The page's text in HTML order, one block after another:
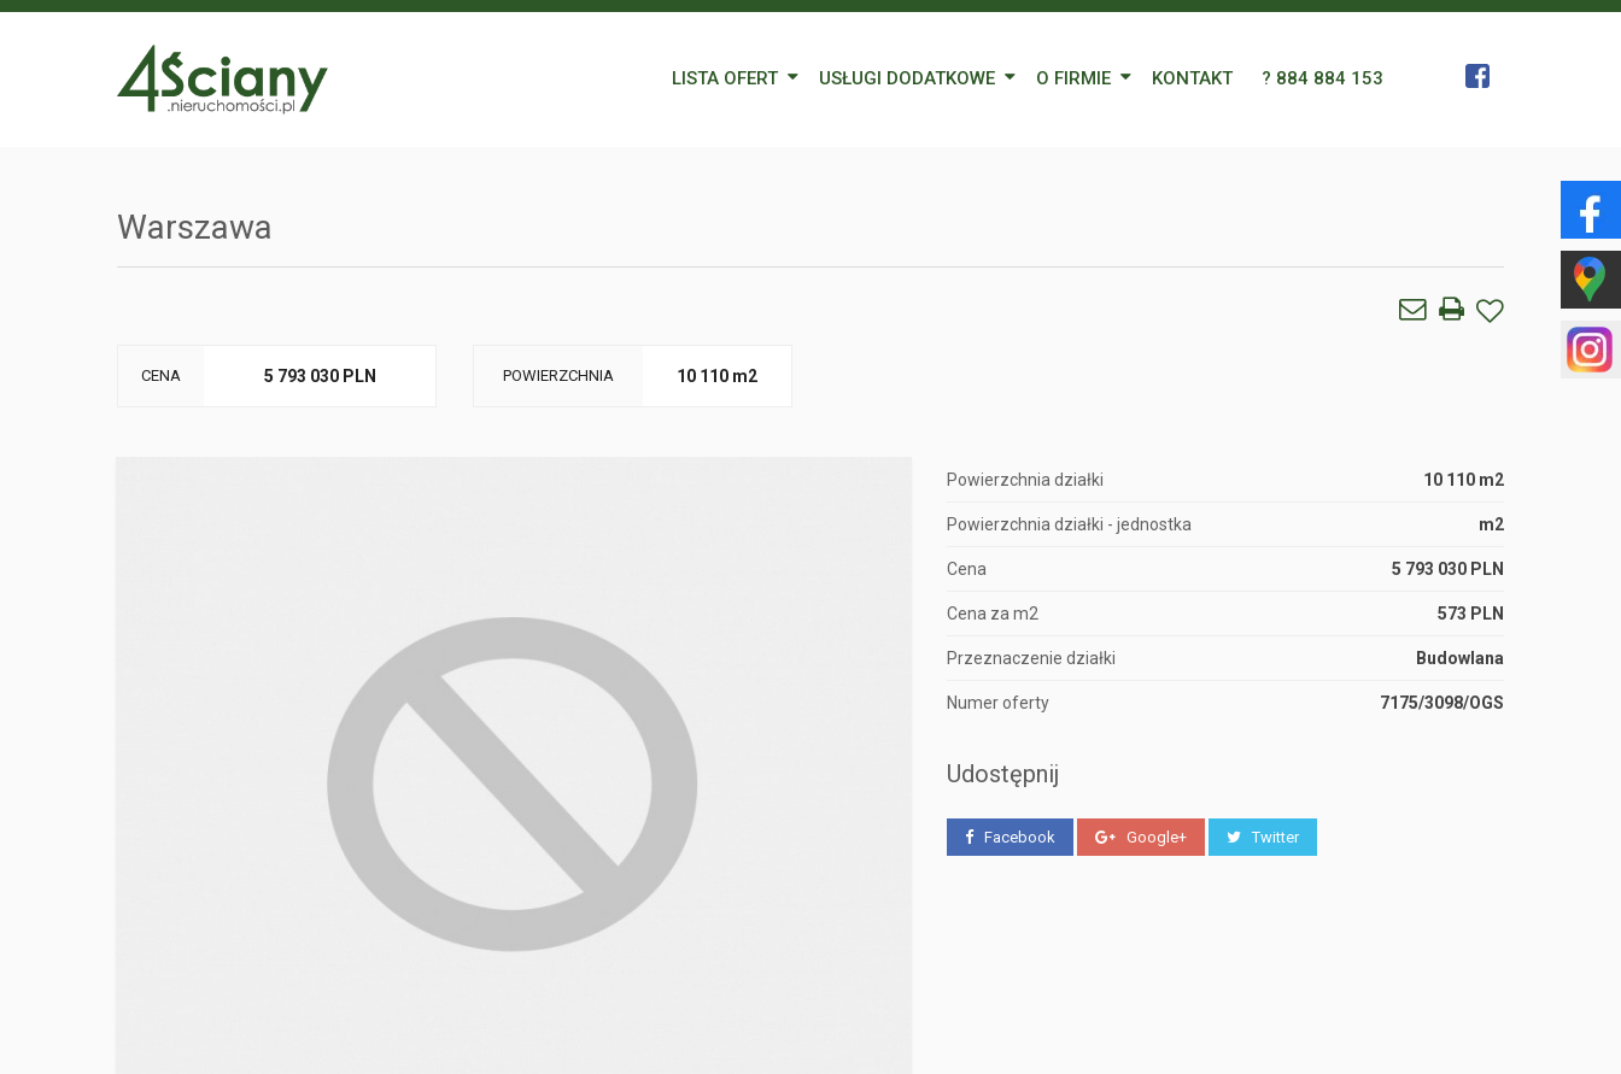
LISTA OFERT USŁUGI DODATKOWE O FIRMIE KONTAKT ? 884 884 153
Warszawa
CENA 5 793 030 PLN POWIERZCHNIA 10 110 m2
Powierzchnia działki 10 110 m2
Powierzchnia działki - jednostka m2
Cena 5 793 030 PLN
Cena za m2 573 PLN
Przeznaczenie działki Budowlana
Numer oferty 7175/3098/OGS
Udostępnij
Facebook Google+ Twitter